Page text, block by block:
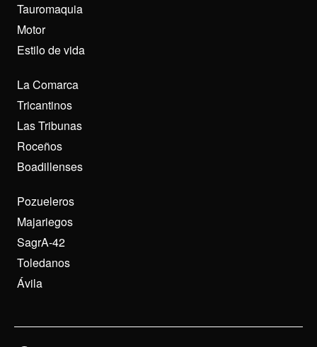
Tauromaquia
Motor
Estilo de vida
La Comarca
Tricantinos
Las Tribunas
Roceños
Boadillenses
Pozueleros
Majariegos
SagrA-42
Toledanos
Ávila